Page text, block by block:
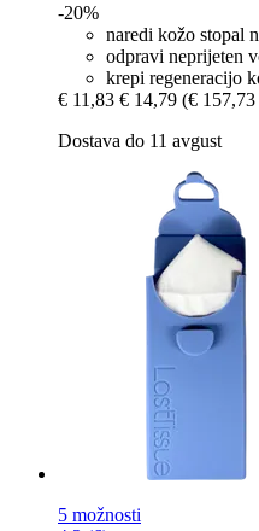
-20%
naredi kožo stopal
odpravi neprijeten
krepi regeneracijo
€ 11,83 € 14,79 (€
Dostava do 11 avgust
5 možnosti